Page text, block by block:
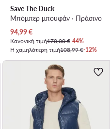
Save The Duck
Μπόμπερ μπουφάν · Πράσινο
Τρέχουσα τιμή
94,99€
Κανονική τιμή170,00 €-44%
Η χαμηλότερη τιμή108,99 €-12%